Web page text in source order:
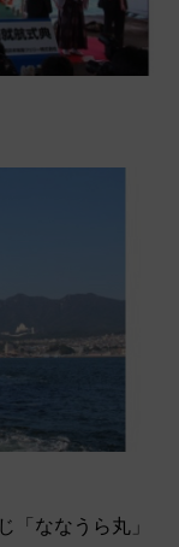
「ななうら丸」